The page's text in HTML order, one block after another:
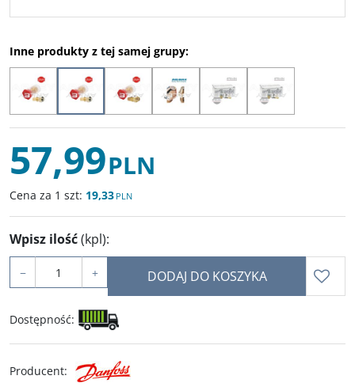
Inne produkty z tej samej grupy:
57,99PLN
Cena za 1 szt: 19,33 PLN
Wpisz ilość(kpl):
− + DODAJ DO KOSZYKA
Dostępność:
Producent: